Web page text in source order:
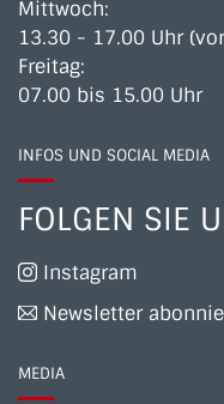
Mittwoch:
13.30 - 17.00 Uhr
Freitag:
07.00 bis 15.00 Uhr
INFOS UND SOCIAL MEDIA
FOLGEN SIE
Instagram
Newsletter
MEDIA